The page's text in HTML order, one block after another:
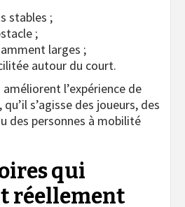
stables ;
;
larges ;
autour du court.
l’expérience de
s’agisse des joueurs, des
des personnes à mobilité
qui
réellement